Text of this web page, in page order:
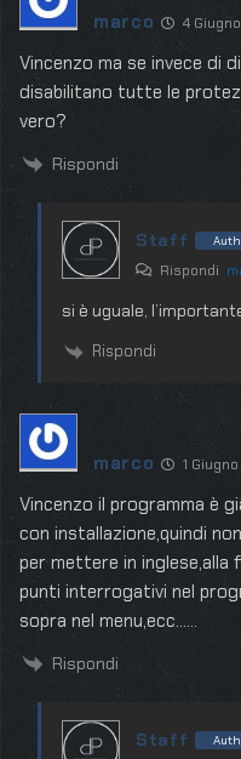
marco 4
Vincenzo ma se invece di
disabilitano tutte le
vero?
Rispondi
Staff
Rispondi
si è uguale,
Rispondi
marco 1
Vincenzo il programma è
con installazione,quindi
per mettere in
punti interrogativi nel
sopra nel menu,ecc……
Rispondi
Staff